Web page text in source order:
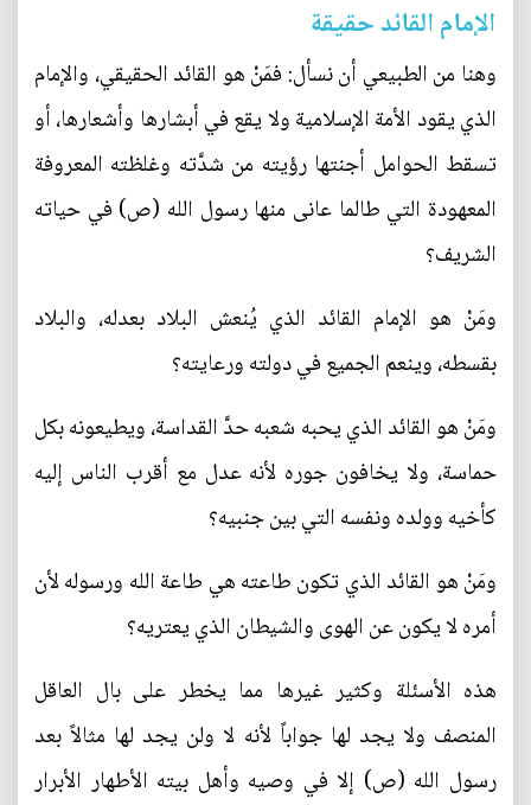
الإمام القائد حقيقة
وهنا من الطبيعي أن نسأل: فمَنْ هو القائد الحقيقي، والإمام
الذي يقود الأمة الإسلامية ولا يقع في أبشارها وأشعارها، أو
تسقط الحوامل أجنتها رؤيته من شدَّته وغلظته المعروفة
المعهودة التي طالما عانى منها رسول الله (ص) في حياته
الشريف؟
ومَنْ هو الإمام القائد الذي يُنعش البلاد بعدله، والبلاد
بقسطه، وينعم الجميع في دولته ورعايته؟
ومَنْ هو القائد الذي يحبه شعبه حدَّ القداسة، ويطيعونه بكل
حماسة، ولا يخافون جوره لأنه عدل مع أقرب الناس إليه
كأخيه وولده ونفسه التي بين جنبيه؟
ومَنْ هو القائد الذي تكون طاعته هي طاعة الله ورسوله لأن
أمره لا يكون عن الهوى والشيطان الذي يعتريه؟
هذه الأسئلة وكثير غيرها مما يخطر على بال العاقل
المنصف ولا يجد لها جواباً لأنه لا ولن يجد لها مثالاً بعد
رسول الله (ص) إلا في وصيه وأهل بيته الأطهار الأبرار